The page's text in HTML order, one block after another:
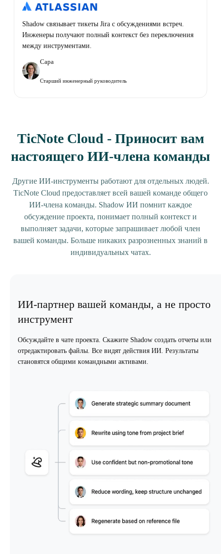
Shadow связывает тикеты Jira с обсуждениями встреч.
Инженеры получают полный контекст без переключения
между инструментами.
Сара
Старший инженерный руководитель
TicNote Cloud - Приносит вам
настоящего ИИ-члена команды
Другие ИИ-инструменты работают для отдельных людей.
TicNote Cloud предоставляет всей вашей команде общего
ИИ-члена команды. Shadow ИИ помнит каждое
обсуждение проекта, понимает полный контекст и
выполняет задачи, которые запрашивает любой член
вашей команды. Больше никаких разрозненных знаний в
индивидуальных чатах.
ИИ-партнер вашей команды, а не просто
инструмент
Обсуждайте в чате проекта. Скажите Shadow создать отчеты или
отредактировать файлы. Все видят действия ИИ. Результаты
становятся общими командными активами.